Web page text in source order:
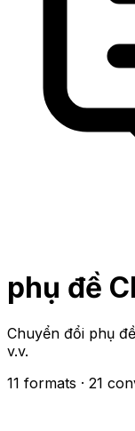
phụ đề
Chuyển đổi phụ
v.v.
11 formats · 21